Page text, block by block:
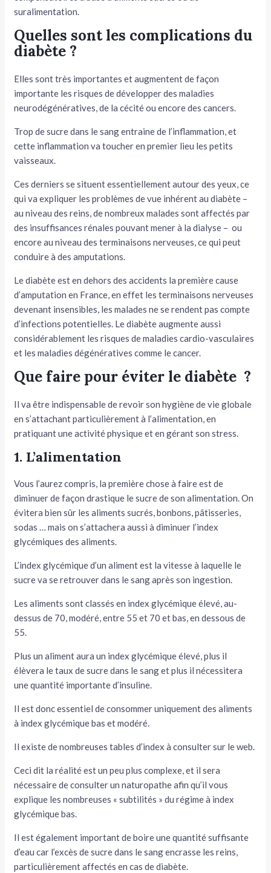
suralimentation.
Quelles sont les complications du
diabète ?
Elles sont très importantes et augmentent de façon
importante les risques de développer des maladies
neurodégénératives, de la cécité ou encore des cancers.
Trop de sucre dans le sang entraine de l’inflammation, et
cette inflammation va toucher en premier lieu les petits
vaisseaux.
Ces derniers se situent essentiellement autour des yeux, ce
qui va expliquer les problèmes de vue inhérent au diabète –
au niveau des reins, de nombreux malades sont affectés par
des insuffisances rénales pouvant mener à la dialyse – ou
encore au niveau des terminaisons nerveuses, ce qui peut
conduire à des amputations.
Le diabète est en dehors des accidents la première cause
d’amputation en France, en effet les terminaisons nerveuses
devenant insensibles, les malades ne se rendent pas compte
d’infections potentielles. Le diabète augmente aussi
considérablement les risques de maladies cardio-vasculaires
et les maladies dégénératives comme le cancer.
Que faire pour éviter le diabète ?
Il va être indispensable de revoir son hygiène de vie globale
en s’attachant particulièrement à l’alimentation, en
pratiquant une activité physique et en gérant son stress.
1. L’alimentation
Vous l’aurez compris, la première chose à faire est de
diminuer de façon drastique le sucre de son alimentation. On
évitera bien sûr les aliments sucrés, bonbons, pâtisseries,
sodas … mais on s’attachera aussi à diminuer l’index
glycémiques des aliments.
L’index glycémique d’un aliment est la vitesse à laquelle le
sucre va se retrouver dans le sang après son ingestion.
Les aliments sont classés en index glycémique élevé, au-
dessus de 70, modéré, entre 55 et 70 et bas, en dessous de
55.
Plus un aliment aura un index glycémique élevé, plus il
élèvera le taux de sucre dans le sang et plus il nécessitera
une quantité importante d’insuline.
Il est donc essentiel de consommer uniquement des aliments
à index glycémique bas et modéré.
Il existe de nombreuses tables d’index à consulter sur le web.
Ceci dit la réalité est un peu plus complexe, et il sera
nécessaire de consulter un naturopathe afin qu’il vous
explique les nombreuses « subtilités » du régime à index
glycémique bas.
Il est également important de boire une quantité suffisante
d’eau car l’excès de sucre dans le sang encrasse les reins,
particulièrement affectés en cas de diabète.